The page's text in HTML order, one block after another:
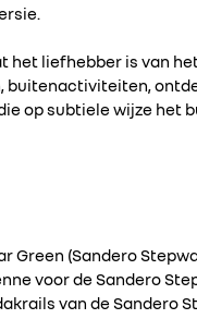
het liefhebber is van
op subtiele wijze het
(Sandero
voor de Sandero
van de Sandero